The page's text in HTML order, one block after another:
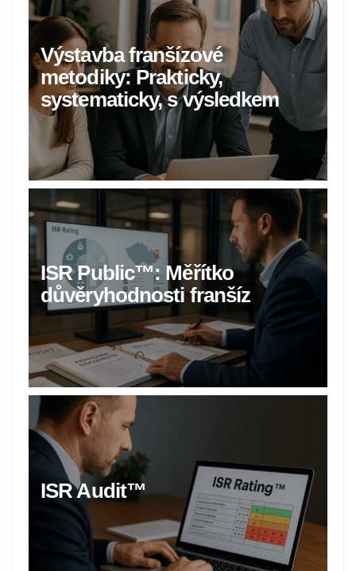
Výstavba franšízové
metodiky: Prakticky,
systematicky, s výsledkem
ISR Public™: Měřítko
důvěryhodnosti franšíz
ISR Audit™